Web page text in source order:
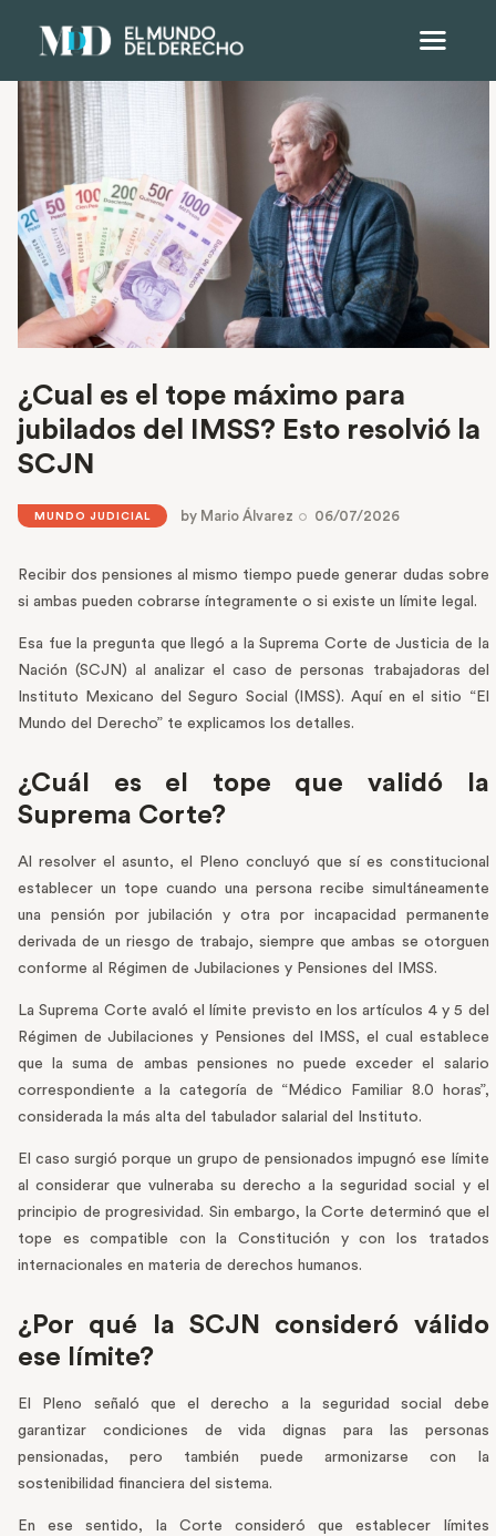
¿Cual es el tope máximo para
jubilados del IMSS? Esto resolvió la
SCJN
MUNDO JUDICIAL by Mario Álvarez 06/07/2026
Recibir dos pensiones al mismo tiempo puede generar dudas sobre
si ambas pueden cobrarse íntegramente o si existe un límite legal.
Esa fue la pregunta que llegó a la Suprema Corte de Justicia de la
Nación (SCJN) al analizar el caso de personas trabajadoras del
Instituto Mexicano del Seguro Social (IMSS). Aquí en el sitio “El
Mundo del Derecho” te explicamos los detalles.
¿Cuál es el tope que validó la
Suprema Corte?
Al resolver el asunto, el Pleno concluyó que sí es constitucional
establecer un tope cuando una persona recibe simultáneamente
una pensión por jubilación y otra por incapacidad permanente
derivada de un riesgo de trabajo, siempre que ambas se otorguen
conforme al Régimen de Jubilaciones y Pensiones del IMSS.
La Suprema Corte avaló el límite previsto en los artículos 4 y 5 del
Régimen de Jubilaciones y Pensiones del IMSS, el cual establece
que la suma de ambas pensiones no puede exceder el salario
correspondiente a la categoría de “Médico Familiar 8.0 horas”,
considerada la más alta del tabulador salarial del Instituto.
El caso surgió porque un grupo de pensionados impugnó ese límite
al considerar que vulneraba su derecho a la seguridad social y el
principio de progresividad. Sin embargo, la Corte determinó que el
tope es compatible con la Constitución y con los tratados
internacionales en materia de derechos humanos.
¿Por qué la SCJN consideró válido
ese límite?
El Pleno señaló que el derecho a la seguridad social debe
garantizar condiciones de vida dignas para las personas
pensionadas, pero también puede armonizarse con la
sostenibilidad financiera del sistema.
En ese sentido, la Corte consideró que establecer límites